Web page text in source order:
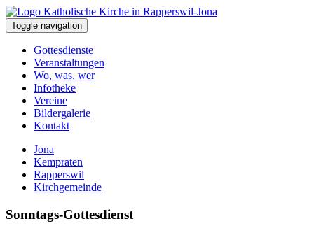
Toggle navigation
Gottesdienste
Veranstaltungen
Wo, was, wer
Infotheke
Vereine
Bildergalerie
Kontakt
Jona
Kempraten
Rapperswil
Kirchgemeinde
Sonntags-Gottesdienst